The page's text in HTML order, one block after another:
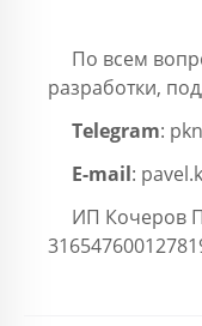
ОБРАБОТКА
КОНТАКТЫ
По всем
разработки,
Telegram:
E-mail:
ИП Кочеров